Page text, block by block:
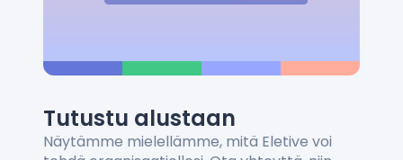
Tutustu alustaan
Näytämme mielellämme, mitä Eletive voi